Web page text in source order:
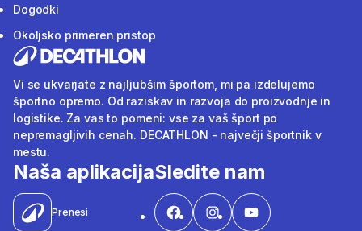
Dogodki
Okoljsko primeren pristop
Vi se ukvarjate z najljubšim športom, mi pa izdelujemo
športno opremo. Od raziskav in razvoja do proizvodnje in
logistike. Za vas to pomeni: vse za vaš šport po
nepremagljivih cenah. DECATHLON - največji športnik v
mestu.
Naša aplikacija
Prenesi
Sledite nam